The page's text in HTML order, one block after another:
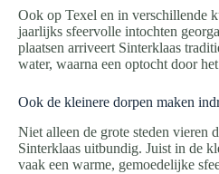
Ook op Texel en in verschillende
jaarlijks sfeervolle intochten
plaatsen arriveert Sinterklaas
water, waarna een optocht door
Ook de kleinere dorpen maken
Niet alleen de grote steden vieren
Sinterklaas uitbundig. Juist in de
vaak een warme, gemoedelijke